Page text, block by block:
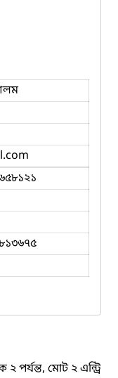
পর্যন্ত, মোট ২ এন্ট্রি